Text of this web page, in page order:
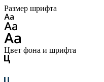
Размер шрифта
Цвет фона и шрифта